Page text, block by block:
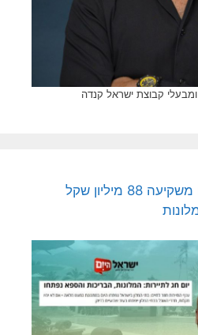
קבוצת ישראל קנדה
גלובס: מנורה מבטחים משקיעה 88 מיליון שקל